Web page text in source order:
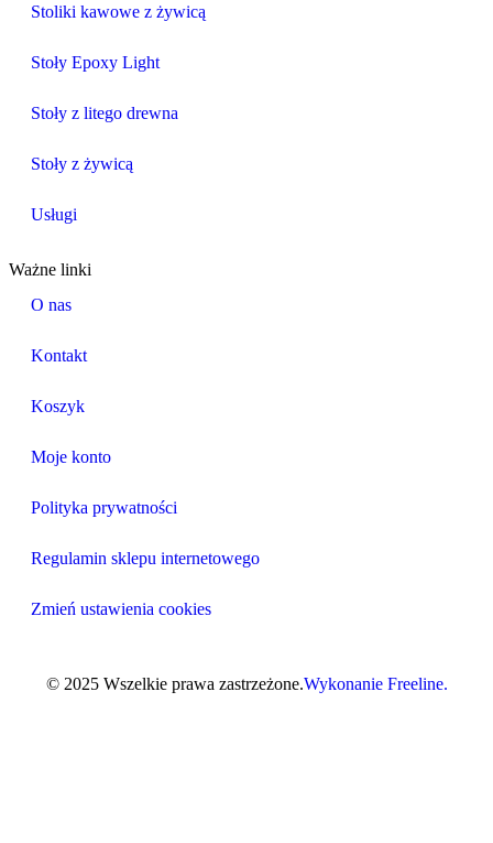
Stoliki kawowe z żywicą
Stoły Epoxy Light
Stoły z litego drewna
Stoły z żywicą
Usługi
Ważne linki
O nas
Kontakt
Koszyk
Moje konto
Polityka prywatności
Regulamin sklepu internetowego
Zmień ustawienia cookies
© 2025 Wszelkie prawa zastrzeżone.Wykonanie Freeline.